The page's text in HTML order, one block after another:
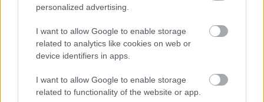
personalized advertising.
I want to allow Google to enable storage
related to analytics like cookies on web or
device identifiers in apps.
I want to allow Google to enable storage
related to functionality of the website or app.
7 trucuri care te vor ajuta sa arati
15 semne clare ca trebuie sa va
despartiti
Urmatorul articol